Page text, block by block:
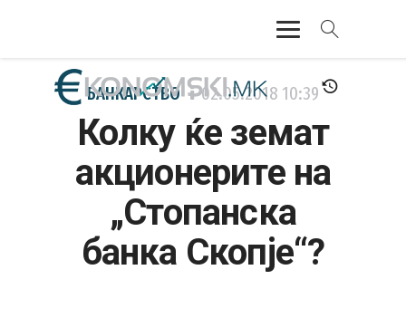
АКТУЕЛНО
ЕКОНОМИЈА
ФИНАНСИИ
БАНКАРСТВО
ЖИВОТ
БАНКАРСТВО 02.05.2018 10:39
Колку ќе земат
акционерите на
„Стопанска
банка Скопје“?